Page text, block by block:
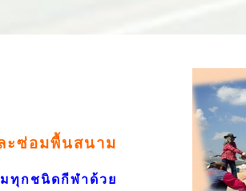
ะซ่อมพื้นสนาม
กชนิดกีฬาด้วย